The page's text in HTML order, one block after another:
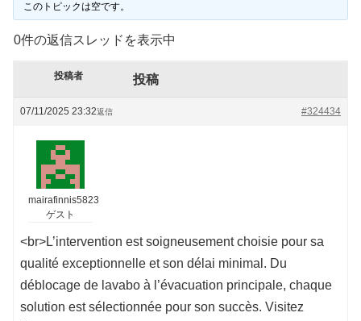
このトピックは空です。
0件の返信スレッドを表示中
投稿者 投稿
07/11/2025 23:32 #324434
返信
mairafinnis5823
ゲスト
<br>L’intervention est soigneusement choisie pour sa
qualité exceptionnelle et son délai minimal. Du
déblocage de lavabo à l’évacuation principale, chaque
solution est sélectionnée pour son succès. Visitez